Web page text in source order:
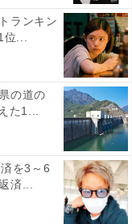
、都市と自然のバ
地グルメでも有
」とすぐにわかる
を感じる」（30代
のナンバープレー
った声がありまし
ランキン
...
の道の
た1...
を3～6
済...